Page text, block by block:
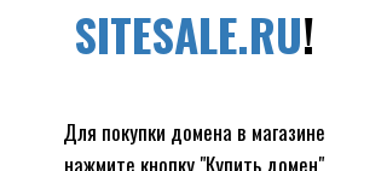
SITESALE.RU!
Для покупки домена в магазине
нажмите кнопку "Купить домен"